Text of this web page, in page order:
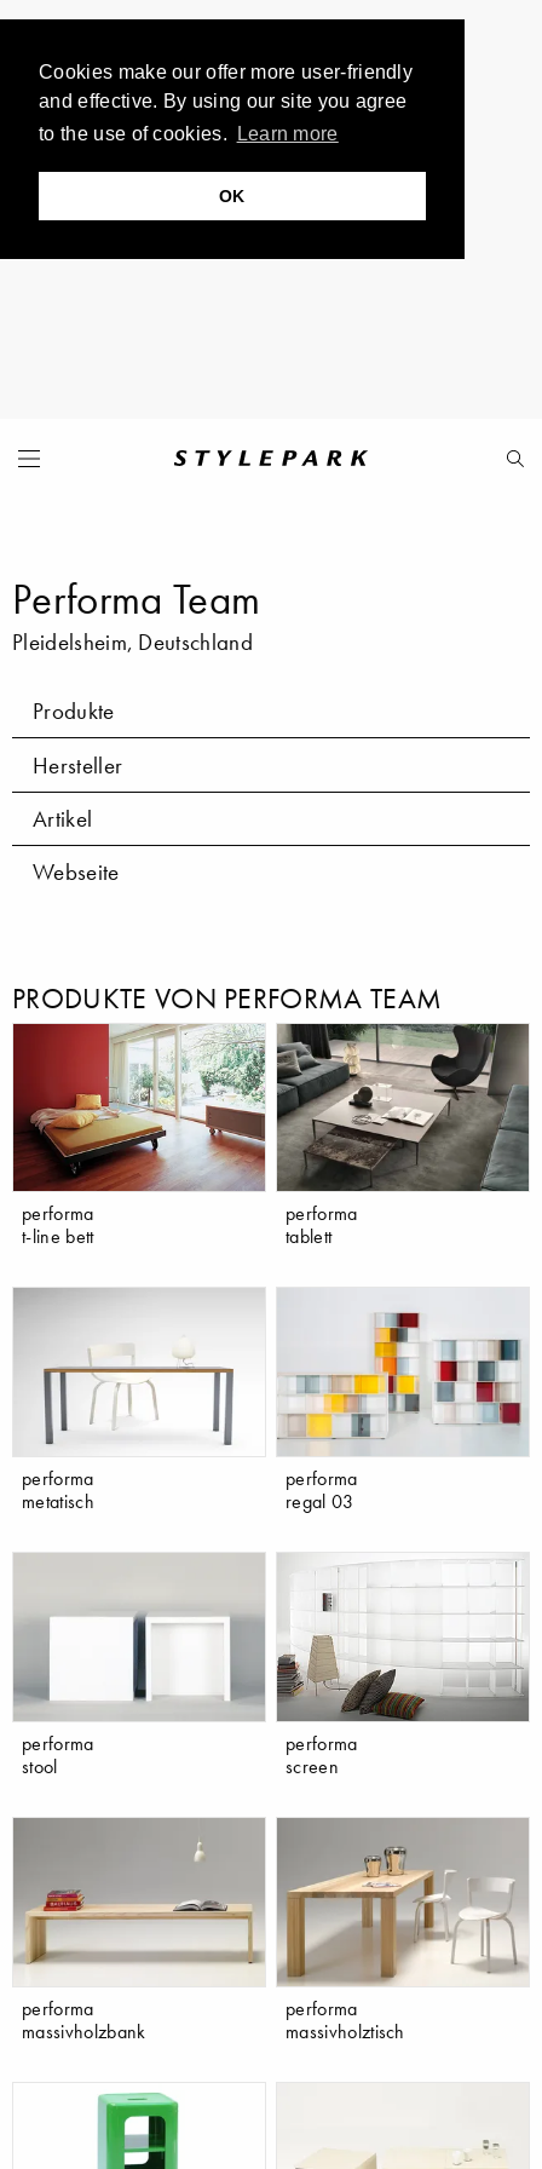
Cookies make our offer more user-friendly
and effective. By using our site you agree
to the use of cookies.
Learn more
OK
Performa Team
Pleidelsheim, Deutschland
Produkte
Hersteller
Artikel
Webseite
PRODUKTE VON PERFORMA TEAM
performa
t-line bett
performa
tablett
performa
metatisch
performa
regal 03
performa
stool
performa
screen
performa
massivholzbank
performa
massivholztisch